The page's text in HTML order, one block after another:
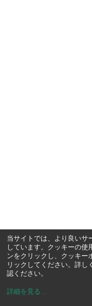
当サイトでは、より良いサ
しています。クッキーの使
ンをクリックし、クッキー
リックしてください。詳し
認ください。
詳細を見る ...